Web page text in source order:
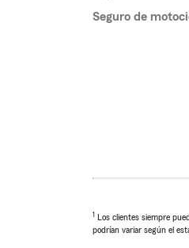
Seguro de
1 Los clientes siempre
podrían variar según el